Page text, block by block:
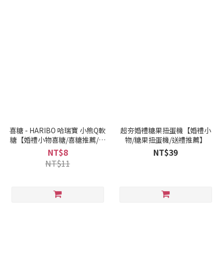
喜糖 - HARIBO 哈瑞寶 小熊Q軟
糖【婚禮小物喜糖/喜糖推薦/糖
果批發】
NT$8
NT$11
超夯婚禮糖果扭蛋機【婚禮小
物/糖果扭蛋機/送禮推薦】
NT$39